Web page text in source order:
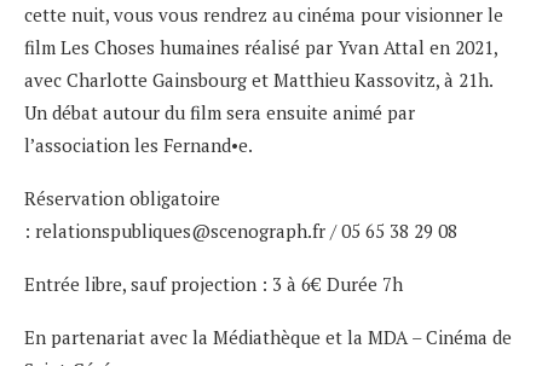
cette nuit, vous vous rendrez au cinéma pour visionner le
film Les Choses humaines réalisé par Yvan Attal en 2021,
avec Charlotte Gainsbourg et Matthieu Kassovitz, à 21h.
Un débat autour du film sera ensuite animé par
l’association les Fernand•e.
Réservation obligatoire
: relationspubliques@scenograph.fr / 05 65 38 29 08
Entrée libre, sauf projection : 3 à 6€ Durée 7h
En partenariat avec la Médiathèque et la MDA – Cinéma de